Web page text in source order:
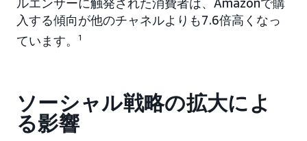
入する傾向が他のチャネルよりも7.6倍高くなっ
ています。
1
ソーシャル戦略の拡大によ
る影響